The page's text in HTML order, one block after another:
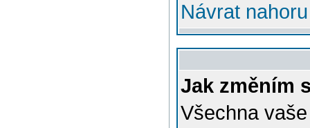
Návrat nahoru
Jak změním
Všechna